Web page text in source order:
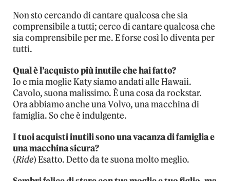
Non sto cercando di cantare qualcosa che sia
comprensibile a tutti; cerco di cantare qualcosa che
sia comprensibile per me. E forse così lo diventa per
tutti.
Qual è l’acquisto più inutile che hai fatto?
Io e mia moglie Katy siamo andati alle Hawaii.
Cavolo, suona malissimo. È una cosa da rockstar.
Ora abbiamo anche una Volvo, una macchina di
famiglia. So che è indulgente.
I tuoi acquisti inutili sono una vacanza di famiglia e
una macchina sicura?
(Ride) Esatto. Detto da te suona molto meglio.